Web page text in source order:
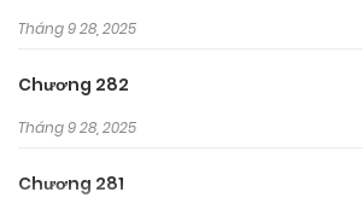
Tháng 9 28, 2025
Chương 282
Tháng 9 28, 2025
Chương 281